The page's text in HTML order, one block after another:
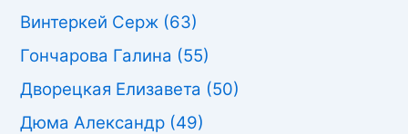
Винтеркей Серж (63)
Гончарова Галина (55)
Дворецкая Елизавета (50)
Дюма Александр (49)